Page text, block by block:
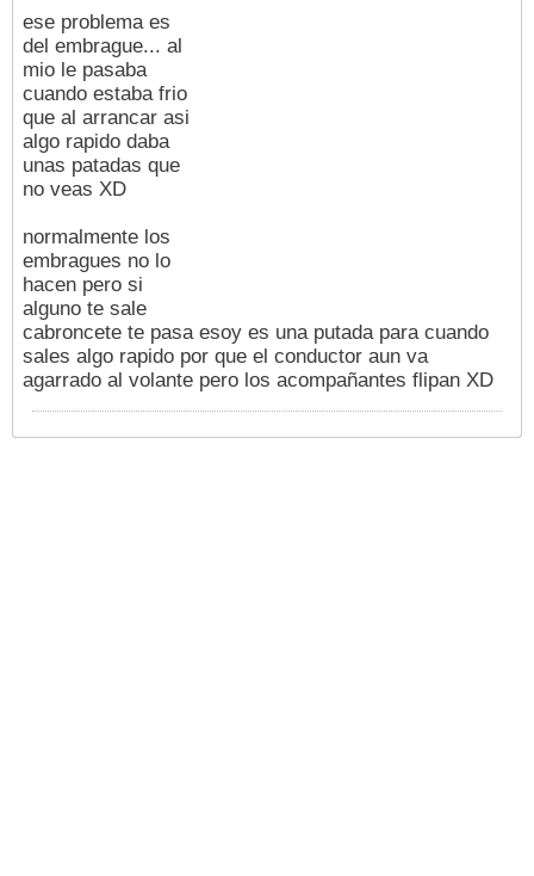
ese problema es
del embrague... al
mio le pasaba
cuando estaba frio
que al arrancar asi
algo rapido daba
unas patadas que
no veas XD
normalmente los
embragues no lo
hacen pero si
alguno te sale
cabroncete te pasa esoy es una putada para cuando
sales algo rapido por que el conductor aun va
agarrado al volante pero los acompañantes flipan XD